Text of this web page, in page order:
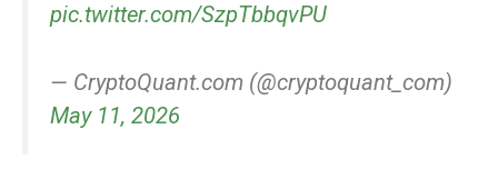
pic.twitter.com/SzpTbbqvPU
— CryptoQuant.com (@cryptoquant_com)
May 11, 2026